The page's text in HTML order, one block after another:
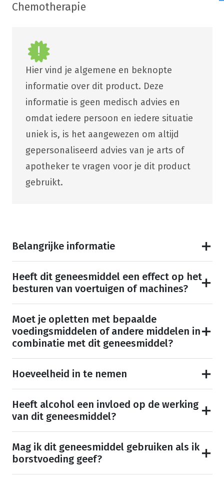
Chemotherapie
Hier vind je algemene en beknopte
informatie over dit product. Deze
informatie is geen medisch advies en
omdat iedere persoon en iedere situatie
uniek is, is het aangewezen om altijd
gepersonaliseerd advies van je arts of
apotheker te vragen voor je dit product
gebruikt.
Belangrijke informatie
Heeft dit geneesmiddel een effect op het
besturen van voertuigen of machines?
Moet je opletten met bepaalde
voedingsmiddelen of andere middelen in
combinatie met dit geneesmiddel?
Hoeveelheid in te nemen
Heeft alcohol een invloed op de werking
van dit geneesmiddel?
Mag ik dit geneesmiddel gebruiken als ik
borstvoeding geef?